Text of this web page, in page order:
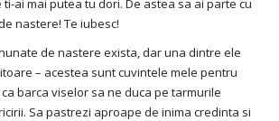
ti-ai mai putea tu dori. De astea sa ai parte cu
nastere! Te iubesc!
de nastere exista, dar una dintre ele
– acestea sunt cuvintele mele pentru
barca viselor sa ne duca pe tarmurile
Sa pastrezi aproape de inima credinta si